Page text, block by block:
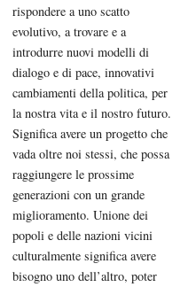
rispondere a uno scatto
evolutivo, a trovare e a
introdurre nuovi modelli di
dialogo e di pace, innovativi
cambiamenti della politica, per
la nostra vita e il nostro futuro.
Significa avere un progetto che
vada oltre noi stessi, che possa
raggiungere le prossime
generazioni con un grande
miglioramento. Unione dei
popoli e delle nazioni vicini
culturalmente significa avere
bisogno uno dell’altro, poter